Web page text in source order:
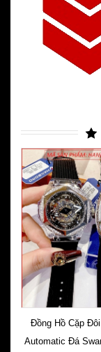
Đồng Hồ Cặp
Automatic Đá